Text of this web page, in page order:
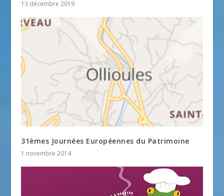
13 décembre 2019
31èmes Journées Européennes du Patrimoine
1 novembre 2014